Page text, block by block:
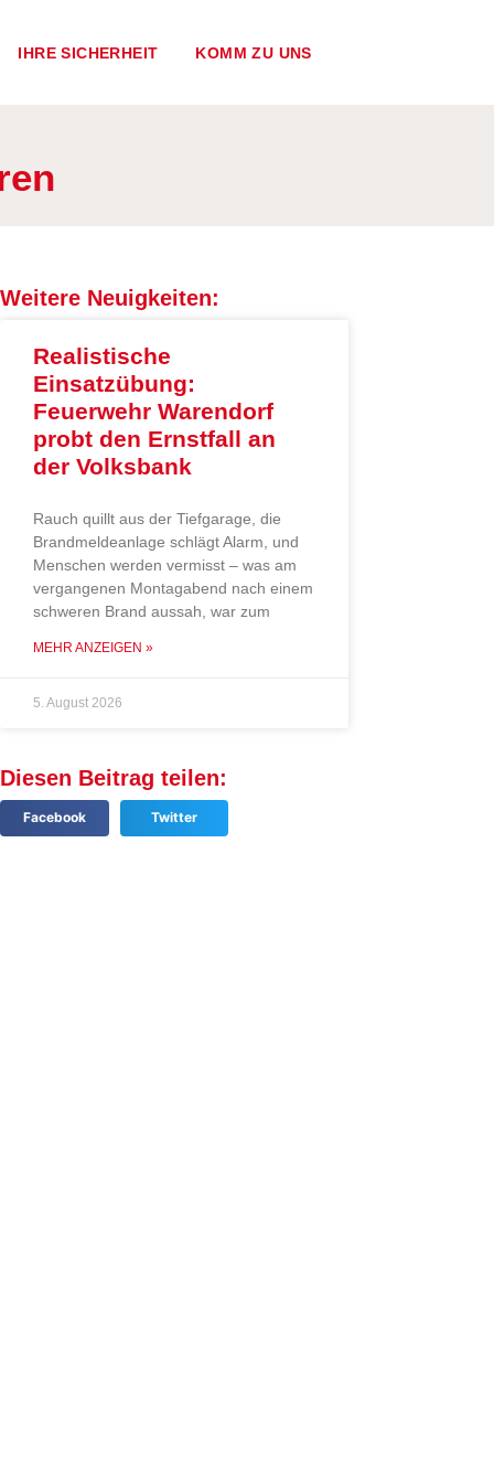
IHRE SICHERHEIT KOMM ZU UNS
Weitere Neuigkeiten:
Realistische
Einsatzübung:
Feuerwehr Warendorf
probt den Ernstfall an
der Volksbank
Rauch quillt aus der Tiefgarage, die
Brandmeldeanlage schlägt Alarm, und
Menschen werden vermisst – was am
vergangenen Montagabend nach einem
schweren Brand aussah, war zum
MEHR ANZEIGEN »
5. August 2026
Diesen Beitrag teilen:
Facebook Twitter